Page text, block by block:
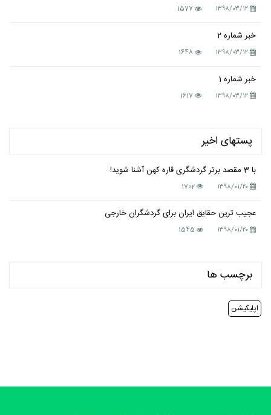
۱۳۹۸/۰۳/۱۲ 1577
خبر شماره 2
۱۳۹۸/۰۳/۱۲ 1648
خبر شماره 1
۱۳۹۸/۰۳/۱۲ 1617
پستهای اخیر
با 3 مقصد برتر گردشگری قاره کهن آشنا شوید!
۱۳۹۸/۰۱/۲۰ 1702
عجیب ترین حقایق ایران برای گردشگران خارجی
۱۳۹۸/۰۱/۲۰ 1545
برچسب ها
اپلیکیشن